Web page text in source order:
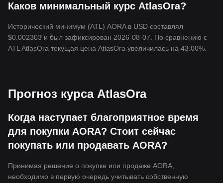
Каков минимальный курс AtlasOra?
Исторический минимум (ATL) AORA в USD составлял
$0.002303 и был зафиксирован 2026-08-07. По сравнению с
ATL AtlasOra текущая цена AtlasOra увеличилась на 43.00%.
Прогноз курса AtlasOra
Когда наступает благоприятное время
для покупки AORA? Стоит сейчас
покупать или продавать AORA?
Принимая решение о покупке или продаже AORA,
необходимо в первую очередь учитывать собственную